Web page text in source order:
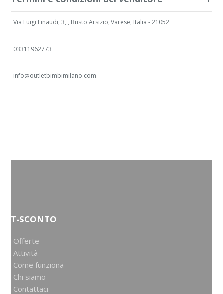
Via Luigi Einaudi, 3, , Busto Arsizio, Varese, Italia - 21052
03311962773
info@outletbimbimilano.com
T-SCONTO
Offerte
Attività
Come funziona
Chi siamo
Contattaci